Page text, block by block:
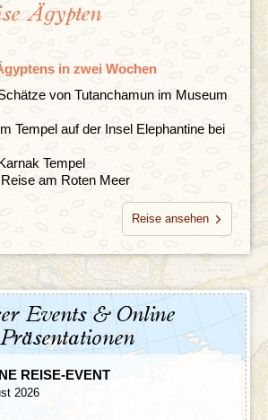
Ägypten
in zwei Wochen
von Tutanchamun im Museum
Tempel auf der Insel Elephantine bei
Tempel
am Roten Meer
Reise ansehen
Events & Online
Präsentationen
REISE-EVENT
2026